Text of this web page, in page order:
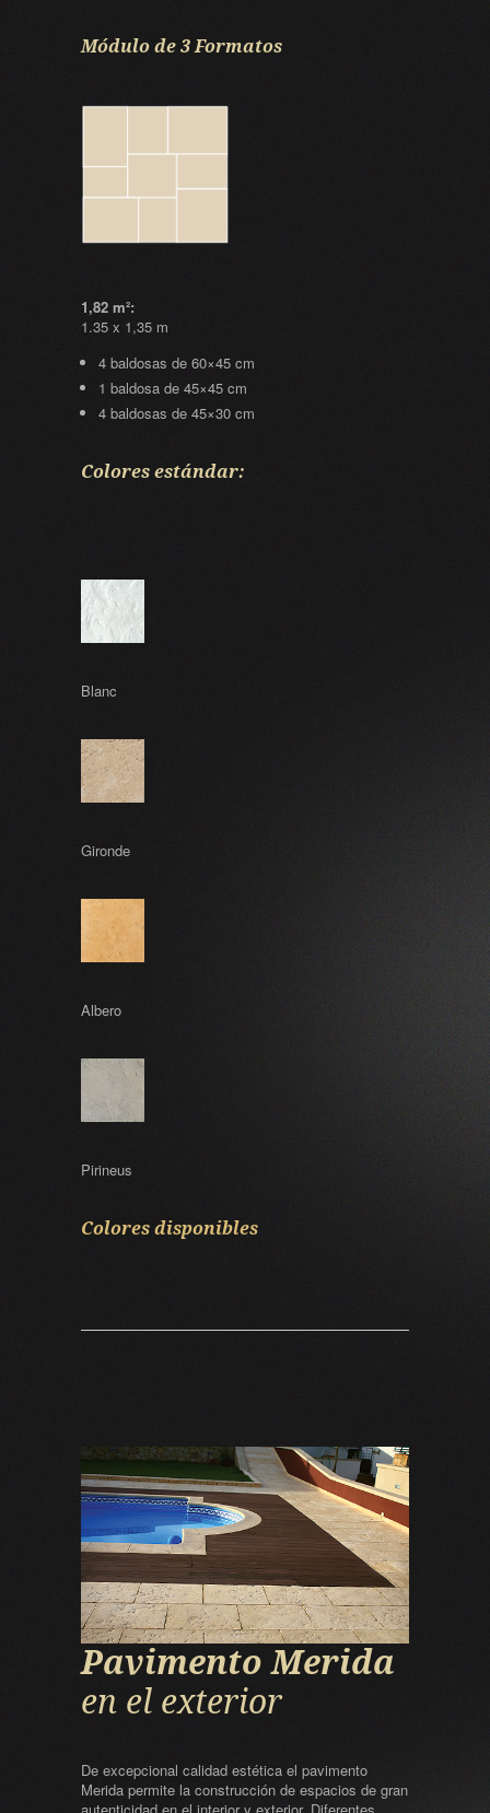
Módulo de 3 Formatos
1,82 m²:
1.35 x 1,35 m
4 baldosas de 60×45 cm
1 baldosa de 45×45 cm
4 baldosas de 45×30 cm
Colores estándar:
Blanc
Gironde
Albero
Pirineus
Colores disponibles
Pavimento Merida
en el exterior
De excepcional calidad estética el pavimento
Merida permite la construcción de espacios de gran
autenticidad en el interior y exterior. Diferentes